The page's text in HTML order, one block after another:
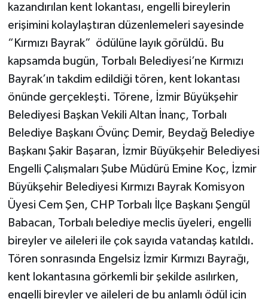
kazandırılan kent lokantası, engelli bireylerin
erişimini kolaylaştıran düzenlemeleri sayesinde
“Kırmızı Bayrak” ödülüne layık görüldü. Bu
kapsamda bugün, Torbalı Belediyesi’ne Kırmızı
Bayrak’ın takdim edildiği tören, kent lokantası
önünde gerçekleşti. Törene, İzmir Büyükşehir
Belediyesi Başkan Vekili Altan İnanç, Torbalı
Belediye Başkanı Övünç Demir, Beydağ Belediye
Başkanı Şakir Başaran, İzmir Büyükşehir Belediyesi
Engelli Çalışmaları Şube Müdürü Emine Koç, İzmir
Büyükşehir Belediyesi Kırmızı Bayrak Komisyon
Üyesi Cem Şen, CHP Torbalı İlçe Başkanı Şengül
Babacan, Torbalı belediye meclis üyeleri, engelli
bireyler ve aileleri ile çok sayıda vatandaş katıldı.
Tören sonrasında Engelsiz İzmir Kırmızı Bayrağı,
kent lokantasına görkemli bir şekilde asılırken,
engelli bireyler ve aileleri de bu anlamlı ödül için